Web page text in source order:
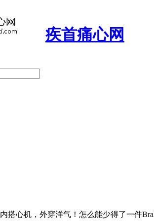
疾首痛心网
内搭心机，外穿洋气！怎么能少得了一件